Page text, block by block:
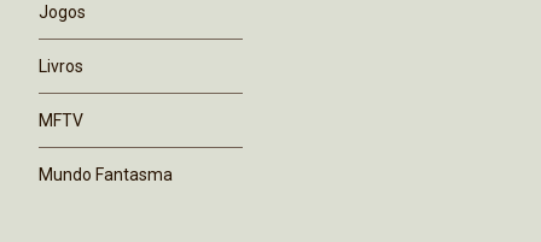
Jogos
Livros
MFTV
Mundo Fantasma